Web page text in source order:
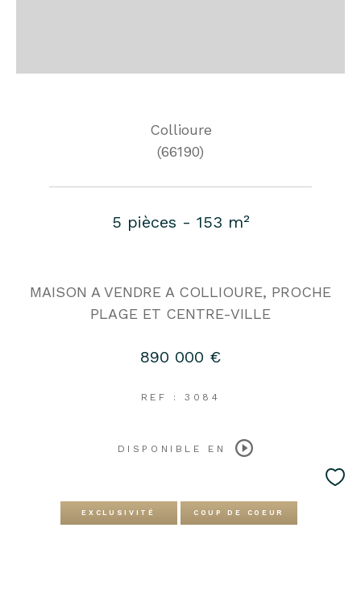
Collioure
(66190)
5 pièces - 153 m²
MAISON A VENDRE A COLLIOURE, PROCHE
PLAGE ET CENTRE-VILLE
890 000 €
REF : 3084
DISPONIBLE EN
EXCLUSIVITÉ COUP DE COEUR